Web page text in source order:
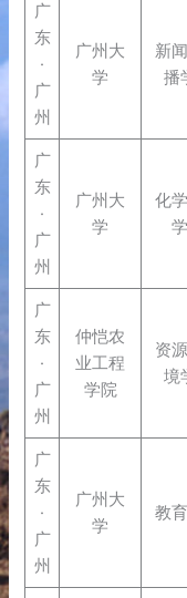
广
东
·
广
州
广州大
学
新
播
广
东
·
广
州
广州大
学
化
广
东
·
广
州
仲恺农
业工程
学院
资
境
广
东
·
广
州
广州大
学
教